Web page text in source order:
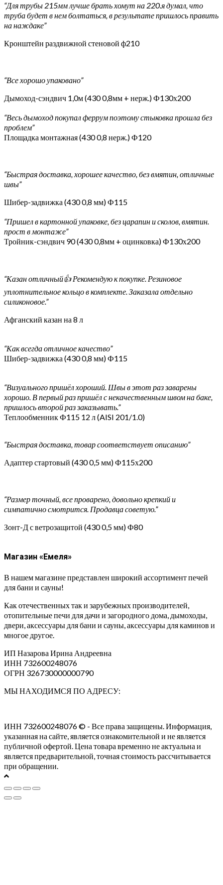
“Для трубы 215мм лучше брать хомут на 220.я думал, что
труба будет в нем болтаться, в результате пришлось править
на наждаке”
Кронштейн раздвижной стеновой ф210
“Все хорошо упаковано”
Дымоход-сэндвич 1,0м (430 0,8мм + нерж.) Ф130х200
“Весь дымоход покупал феррум поэтому стыковка прошла без
проблем”
Площадка монтажная (430 0,8 нерж.) Ф120
“Быстрая доставка, хорошее качество, без вмятин, отличные
швы”
Шибер-задвижка (430 0,8 мм) Ф115
“Пришел в картонной упаковке, без царапин и сколов, вмятин.
прост в монтаже”
Тройник-сэндвич 90 (430 0,8мм + оцинковка) Ф130х200
“Казан отличный👍 Рекомендую к покупке. Резиновое
уплотнительное кольцо в комплекте. Заказала отдельно
силиконовое.”
Афганский казан на 8 л
“Как всегда отличное качество”
Шибер-задвижка (430 0,8 мм) Ф115
“Визуального пришёл хороший. Швы в этот раз заварены
хорошо. В первый раз пришёл с некачественным швом на баке,
пришлось второй раз заказывать.”
Теплообменник Ф115 12 л (AISI 201/1.0)
“Быстрая доставка, товар соответствует описанию”
Адаптер стартовый (430 0,5 мм) Ф115х200
“Размер точный, все проварено, довольно крепкий и
симпатично смотрится. Продавца советую.”
Зонт-Д с ветрозащитой (430 0,5 мм) Ф80
Магазин «Емеля»
В нашем магазине представлен широкий ассортимент печей
для бани и сауны!
Как отечественных так и зарубежных производителей,
отопительные печи для дачи и загородного дома, дымоходы,
двери, аксессуары для бани и сауны, аксессуары для каминов и
многое другое.
ИП Назарова Ирина Андреевна⁠
ИНН 732600248076
ОГРН 326730000000790
МЫ НАХОДИМСЯ ПО АДРЕСУ:
ИНН 732600248076 © - Все права защищены. Информация,
указанная на сайте, является ознакомительной и не является
публичной офертой. Цена товара временно не актуальна и
является предварительной, точная стоимость рассчитывается
при обращении.